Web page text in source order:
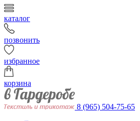
каталог
позвонить
избранное
корзина
8 (965) 504-75-65